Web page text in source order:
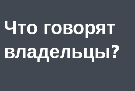
Что говорят
владельцы?